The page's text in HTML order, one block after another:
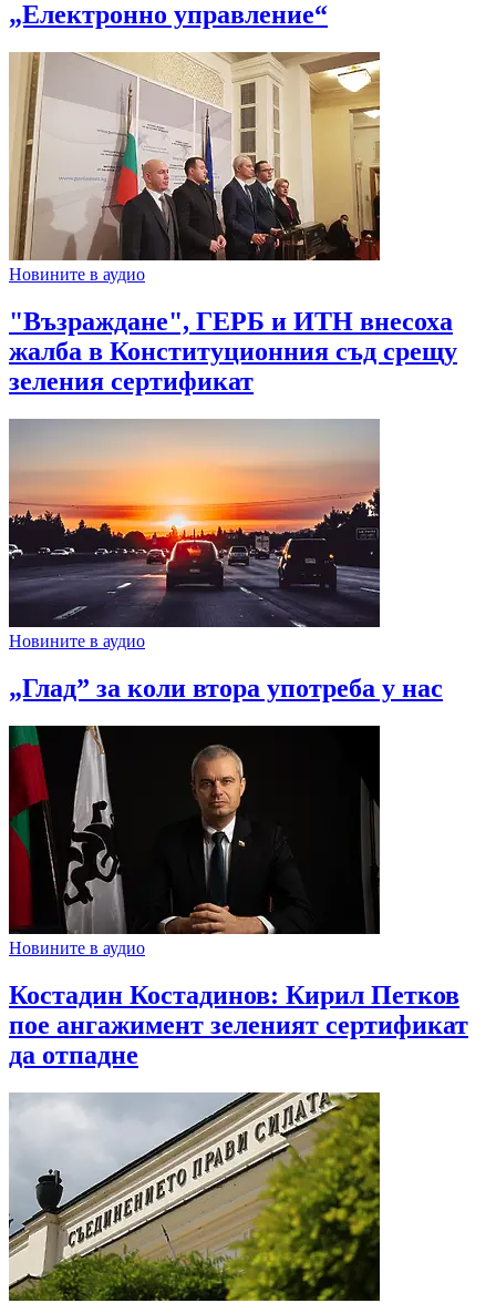
„Електронно управление“
Новините в аудио
"Възраждане", ГЕРБ и ИТН внесоха
жалба в Конституционния съд срещу
зеления сертификат
Новините в аудио
„Глад” за коли втора употреба у нас
Новините в аудио
Костадин Костадинов: Кирил Петков
пое ангажимент зеленият сертификат
да отпадне